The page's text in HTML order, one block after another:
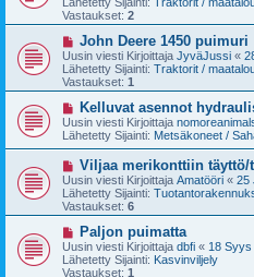
t
i
i
v
e
s
t
i
Vastaukset: 2
U
u
s
i
v
e
s
t
John Deere 1450 puimuri
Uusin viesti Kirjoittaja JyväJussi «
Lähetetty Sijainti: Traktorit /
Vastaukset: 1
U
u
s
i
v
e
s
t
Kelluvat asennot
Uusin viesti Kirjoittaja
Lähetetty Sijainti: Metsäkoneet /
U
u
s
i
v
e
s
t
Viljaa merikonttiin täyttö/
Uusin viesti Kirjoittaja Amatööri « 25
Lähetetty Sijainti:
Vastaukset: 6
U
u
s
i
Paljon puimatta
Uusin viesti Kirjoittaja dbfi « 18 Syys
Lähetetty Sijainti: Kasvinviljely
Vastaukset: 1